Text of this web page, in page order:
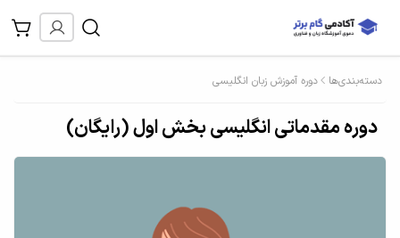
دوره آموزش زبان انگلیسی دسته‌بندی‌ها
دوره مقدماتی انگلیسی بخش اول (رایگان)